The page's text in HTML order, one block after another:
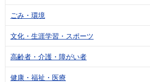
ごみ・環境
文化・生涯学習・スポーツ
高齢者・介護・障がい者
健康・福祉・医療